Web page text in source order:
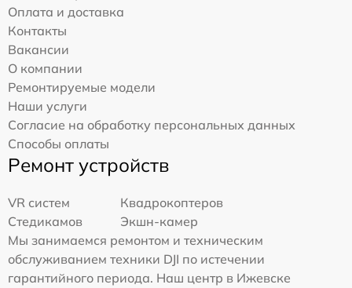
Оплата и доставка
Контакты
Вакансии
О компании
Ремонтируемые модели
Наши услуги
Согласие на обработку персональных данных
Способы оплаты
Ремонт устройств
VR систем
Квадрокоптеров
Стедикамов
Экшн-камер
Мы занимаемся ремонтом и техническим
обслуживанием техники DJI по истечении
гарантийного периода. Наш центр в Ижевске